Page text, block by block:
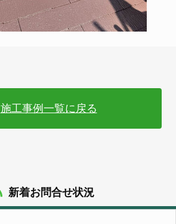
施工事例一覧に戻る
新着お問合せ状況